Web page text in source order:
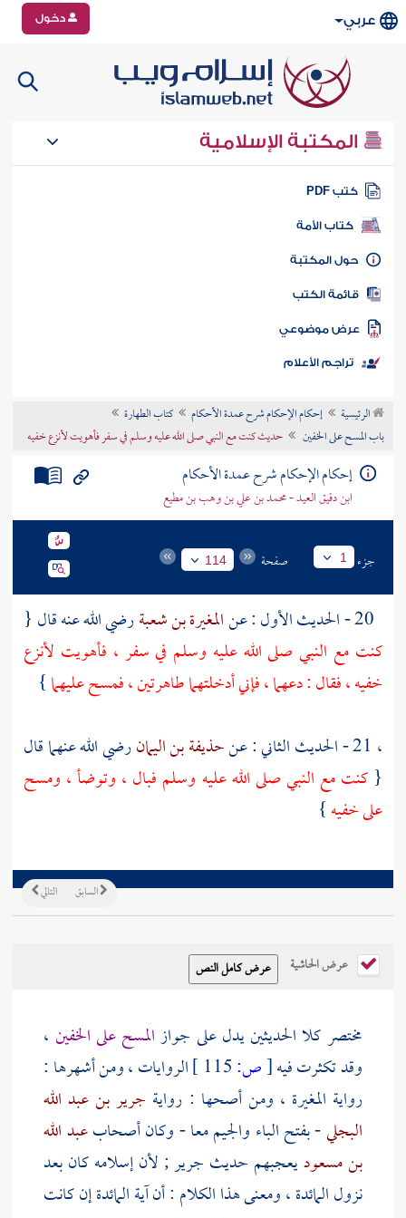
عربي دخول
المكتبة الإسلامية
كتب PDF
كتاب الأمة
المكتبة
الكتب
موضوعي
تراجم الأعلام
الرئيسية إحكام الإحكام شرح عمدة الأحكام
كتاب الطهارة
باب المسح على الخفين
حديث كنت مع النبي صلى الله عليه وسلم في سفر فأهويت لأنزع خفيه
إحكام الإحكام شرح عمدة الأحكام
ابن دقيق العيد - محمد بن علي بن وهب بن مطيع
جزء 1 صفحة 114
المغيرة بن شعبةرضي الله عنه قال {
كنت مع النبي صلى الله عليه وسلم في سفر ، فأهويت لأنزع
خفيه ، فقال : دعهما ، فإني أدخلتهما طاهرتين ، فمسح عليهما}
، 21 - الحديث الثاني : عن
حذيفة بن اليمانرضي الله عنهما قال
{كنت مع النبي صلى الله عليه وسلم فبال ، وتوضأ ، ومسح
على خفيه}
التالي السابق
عرض الحاشية
مختصر كلا الحديثين يدل على جوازالمسح على الخفين ،
وقد تكثرت فيه[ص:
الروايات ، ومن أشهرها :
رواية المغيرة ، ومن أصحها : رواية جرير بن عبد الله
البجلي- بفتح الباء والجيم معا - وكان أصحابعبد الله
بن مسعوديعجبهم حديث جرير; لأن إسلامه كان بعد
نزول المائدة ، ومعنى هذا الكلام : أن آية المائدة إن كانت